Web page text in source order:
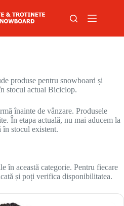
produse pentru snowboard și
stocul actual Biciclop.
înainte de vânzare. Produsele
În etapa actuală, nu mai aducem la
în stocul existent.
în această categorie. Pentru fiecare
și poți verifica disponibilitatea.